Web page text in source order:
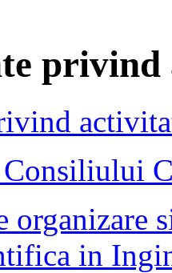
privind
Consiliului
organizare
in